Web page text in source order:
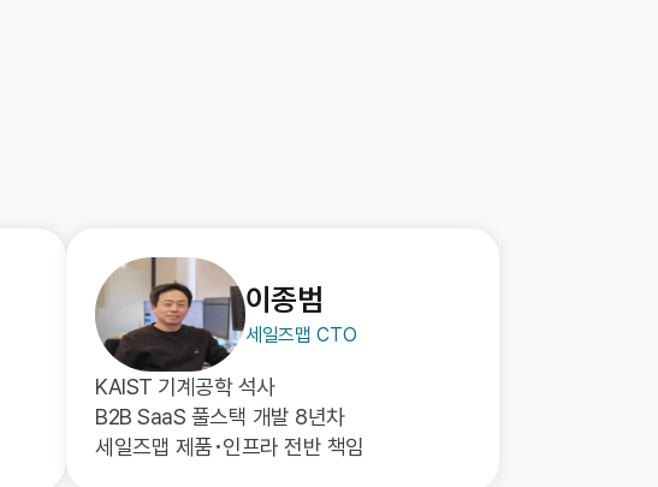
이종범
세일즈맵 CTO
KAIST 기계공학 석사
B2B SaaS 풀스택 개발 8년차
세일즈맵 제품･인프라 전반 책임